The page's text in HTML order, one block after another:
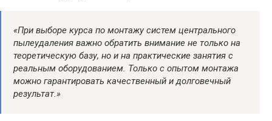
«При выборе курса по монтажу систем центрального
пылеудаления важно обратить внимание не только на
теоретическую базу, но и на практические занятия с
реальным оборудованием. Только с опытом монтажа
можно гарантировать качественный и долговечный
результат.»